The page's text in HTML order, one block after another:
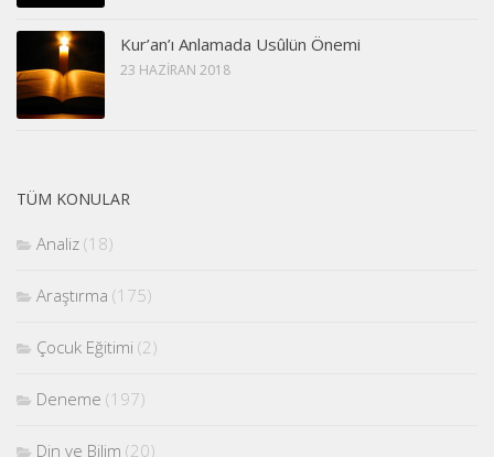
Kur’an’ı Anlamada Usûlün Önemi
23 HAZIRAN 2018
TÜM KONULAR
Analiz (18)
Araştırma (175)
Çocuk Eğitimi (2)
Deneme (197)
Din ve Bilim (20)